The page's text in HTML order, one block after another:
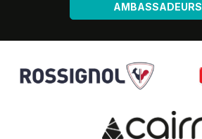
AMBASSADEURS